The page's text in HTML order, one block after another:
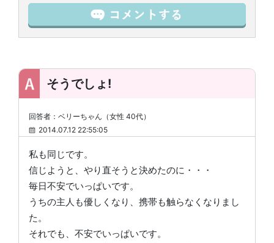
そうでしょ!
回答者：ベリーちゃん（女性 40代）
2014.07.12 22:55:05
私も同じです。
信じようと、やり直そうと決めたのに・・・
毎日不安でいっぱいです。
うちの主人も優しくなり、携帯も触らなくなりまし
た。
それでも、不安でいっぱいです。